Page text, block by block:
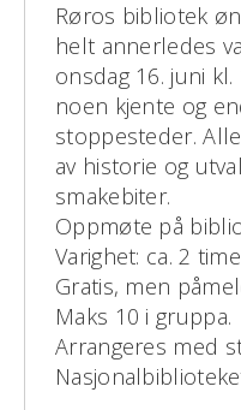
Røros bibliotek
helt annerledes
onsdag 16. juni
noen kjente og
stoppesteder.
av historie og
smakebiter.
Oppmøte på
Varighet: ca. 2
Gratis, men
Maks 10 i gruppa.
Arrangeres med